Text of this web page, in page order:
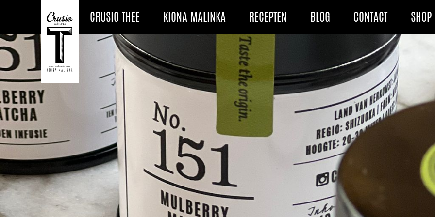
CRUSIO THEE KIONA MALINKA RECEPTEN BLOG CONTACT SHOP